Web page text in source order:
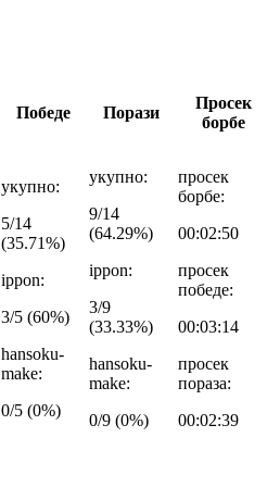
Победе Порази
Просек
борбе
укупно:
5/14
(35.71%)
ippon:
3/5 (60%)
hansoku-
make:
0/5 (0%)
укупно:
9/14
(64.29%)
ippon:
3/9
(33.33%)
hansoku-
make:
0/9 (0%)
просек
борбе:
00:02:50
просек
победе:
00:03:14
просек
пораза:
00:02:39